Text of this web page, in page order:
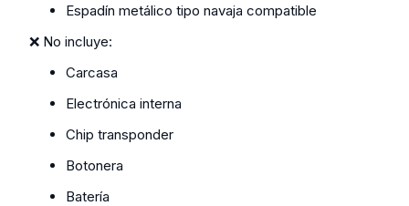
Espadín metálico tipo navaja compatible
❌ No incluye:
Carcasa
Electrónica interna
Chip transponder
Botonera
Batería